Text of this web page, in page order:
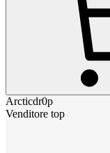
Arcticdr0p
Venditore top